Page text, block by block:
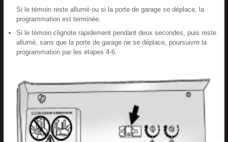
Si le témoin reste allumé ou si la porte de garage se déplace, la
programmation est terminée.
Si le témoin clignote rapidement pendant deux secondes, puis reste
allumé, sans que la porte de garage ne se déplace, poursuivre la
programmation par les étapes 4-6.